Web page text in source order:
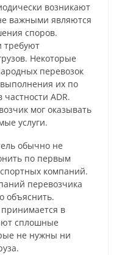
возникают
важными являются
споров.
требуют
Некоторые
перевозок
их по
ADR.
мог оказывать
услуги.
обычно не
по первым
компаний.
перевозчика
объяснить.
принимается в
сплошные
не нужны ни